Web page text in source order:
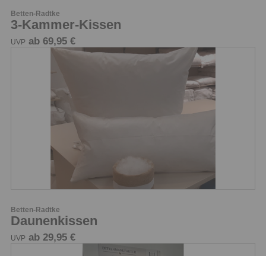
Betten-Radtke
3-Kammer-Kissen
UVP ab 69,95 €
Betten-Radtke
Daunenkissen
UVP ab 29,95 €